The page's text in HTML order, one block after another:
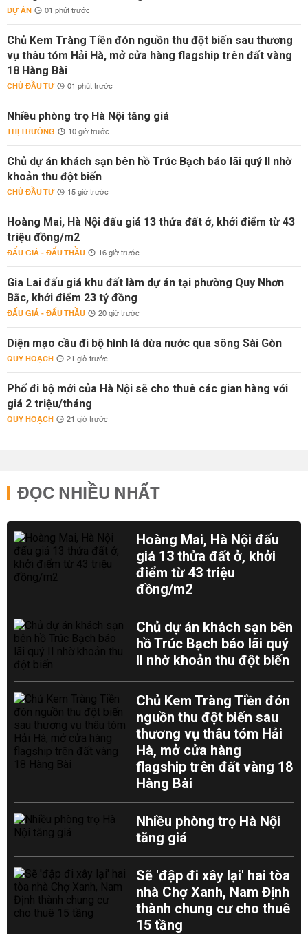
DỰ ÁN 01 phút trước
Chủ Kem Tràng Tiền đón nguồn thu đột biến sau thương
vụ thâu tóm Hải Hà, mở cửa hàng flagship trên đất vàng
18 Hàng Bài
CHỦ ĐẦU TƯ 01 phút trước
Nhiều phòng trọ Hà Nội tăng giá
THỊ TRƯỜNG 10 giờ trước
Chủ dự án khách sạn bên hồ Trúc Bạch báo lãi quý II nhờ
khoản thu đột biến
CHỦ ĐẦU TƯ 15 giờ trước
Hoàng Mai, Hà Nội đấu giá 13 thửa đất ở, khởi điểm từ 43
triệu đồng/m2
ĐẤU GIÁ - ĐẤU THẦU 16 giờ trước
Gia Lai đấu giá khu đất làm dự án tại phường Quy Nhơn
Bắc, khởi điểm 23 tỷ đồng
ĐẤU GIÁ - ĐẤU THẦU 20 giờ trước
Diện mạo cầu đi bộ hình lá dừa nước qua sông Sài Gòn
QUY HOẠCH 21 giờ trước
Phố đi bộ mới của Hà Nội sẽ cho thuê các gian hàng với
giá 2 triệu/tháng
QUY HOẠCH 21 giờ trước
ĐỌC NHIỀU NHẤT
Hoàng Mai, Hà Nội đấu
giá 13 thửa đất ở, khởi
điểm từ 43 triệu
đồng/m2
Chủ dự án khách sạn bên
hồ Trúc Bạch báo lãi quý
II nhờ khoản thu đột biến
Chủ Kem Tràng Tiền đón
nguồn thu đột biến sau
thương vụ thâu tóm Hải
Hà, mở cửa hàng
flagship trên đất vàng 18
Hàng Bài
Nhiều phòng trọ Hà Nội
tăng giá
Sẽ 'đập đi xây lại' hai tòa
nhà Chợ Xanh, Nam Định
thành chung cư cho thuê
15 tầng